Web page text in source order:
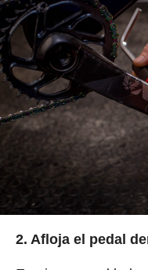
2. Afloja el pedal